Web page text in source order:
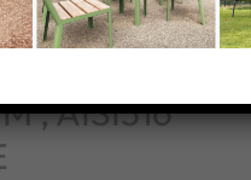
POUR TUBE
, AISI316